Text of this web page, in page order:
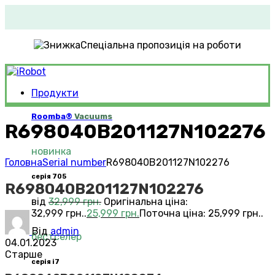
Спеціальна пропозиція на роботи
Продукти
Roomba® Vacuums
новинка
серія 705
від 32,999грн. Оригінальна ціна:
32,999 грн..25,999 грн.Поточна ціна: 25,999 грн..
бестселер
серія i7
R698040B201127N102276
ГоловнаSerial numberR698040B201127N102276
R698040B201127N102276
Від admin
04.01.2023
Старше